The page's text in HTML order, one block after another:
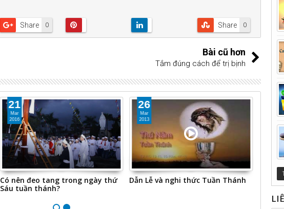
0
Share 0
Share
Bài cũ hơn
Tắm đúng cách để trị bịnh
21
Mar
2016
Có nên đeo tang trong ngày thứ
Sáu tuần thánh?
26
Mar
2013
Dẫn Lễ và nghi thức Tuần Thánh
10
Các
1